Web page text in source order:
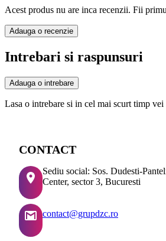
Acest produs nu are inca recenzii. Fii
Adauga o recenzie
Intrebari si raspunsuri
Adauga o intrebare
Lasa o intrebare si in cel mai scurt timp
CONTACT
Sediu social: Sos. Dudesti-
Center, sector 3, Bucuresti
contact@grupdzc.ro